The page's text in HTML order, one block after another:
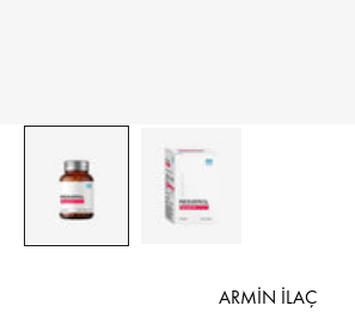
ARMİN İLAÇ